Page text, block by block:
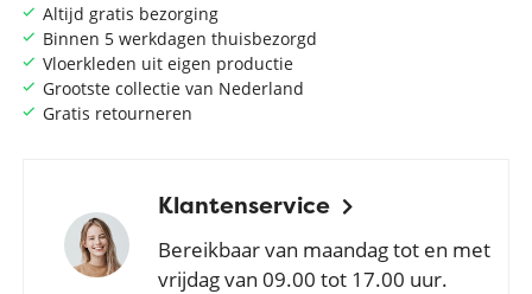
Altijd gratis bezorging
Binnen 5 werkdagen thuisbezorgd
Vloerkleden uit eigen productie
Grootste collectie van Nederland
Gratis retourneren
Klantenservice
Bereikbaar van maandag tot en met
vrijdag van 09.00 tot 17.00 uur.